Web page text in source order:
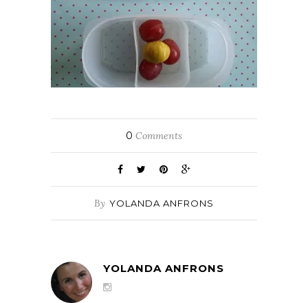
0 Comments
By YOLANDA ANFRONS
YOLANDA ANFRONS